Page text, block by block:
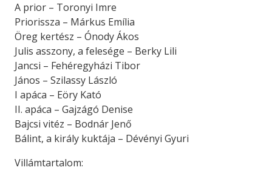
A prior – Toronyi Imre
Priorissza – Márkus Emília
Öreg kertész – Ónody Ákos
Julis asszony, a felesége – Berky Lili
Jancsi – Fehéregyházi Tibor
János – Szilassy László
I apáca – Eöry Kató
II. apáca – Gajzágó Denise
Bajcsi vitéz – Bodnár Jenő
Bálint, a király kuktája – Dévényi Gyuri
Villámtartalom: